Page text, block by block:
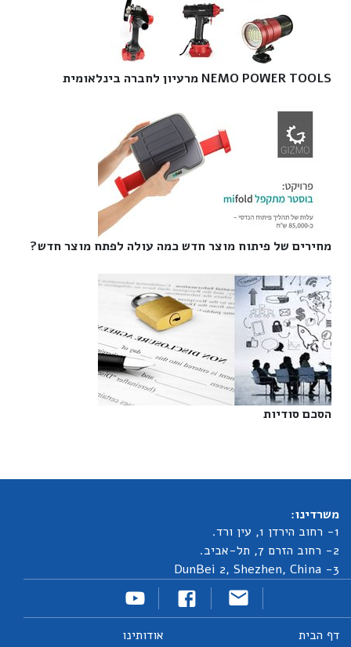
NEMO POWER TOOLS מרעיון לחברה בינלאומית‎
מחירים של פיתוח מוצר חדש כמה עולה לפתח מוצר חדש?‎
הסכם סודיות‎
משרדינו:
1- רחוב הירדן 1, עין ורד.
2- רחוב הזרם 7, תל-אביב.
3- DunBei 2, Shezhen, China
דף הבית
אודותינו